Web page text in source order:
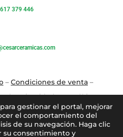
617 379 446
– Condiciones de venta–
de privacidad –Política
cookies
gestionar el portal, mejorar
el comportamiento del
de su navegación. Haga clic
su consentimiento y